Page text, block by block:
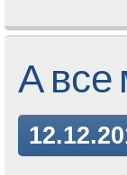
А все